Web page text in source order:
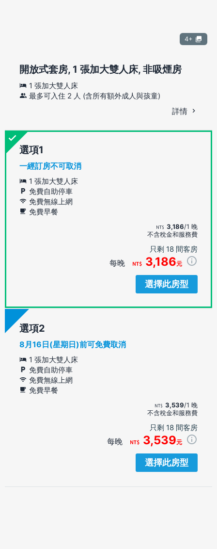
4+
開放式套房, 1 張加大雙人床, 非吸煙房
1 張加大雙人床
最多可入住 2 人 (含所有額外成人與孩童)
詳情
選項
一經訂房不可取消
1 張加大雙人床
免費自助停車
免費無線上網
免費早餐
3,186/1 晚
不含稅金和服務費
只剩 18 間客房
每晚 3,186元
選擇此房型
選項
8月16日(星期日)前可免費取消
1 張加大雙人床
免費自助停車
免費無線上網
免費早餐
3,539/1 晚
不含稅金和服務費
只剩 18 間客房
每晚 3,539元
選擇此房型